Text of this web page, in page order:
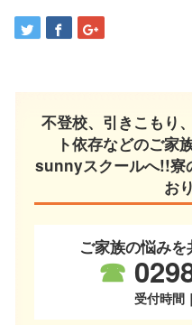
不登校、引きこもり
ト依存などのご家
sunnyスクールへ!!寮
お
ご家族の悩みを
☎
受付時間